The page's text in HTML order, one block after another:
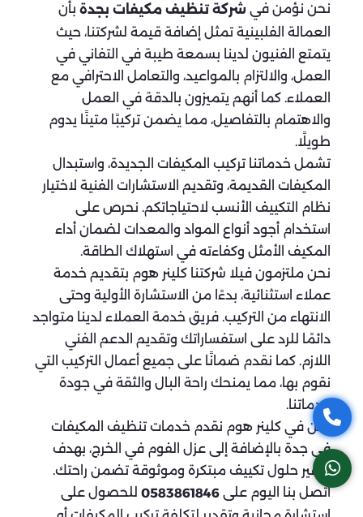
نحن نؤمن في شركة تنظيف مكيفات بجدة بأن
العمالة الفلبينية تمثل إضافة قيمة لشركتنا، حيث
يتمتع الفنيون لدينا بسمعة طيبة في التفاني في
العمل، والالتزام بالمواعيد، والتعامل الاحترافي مع
العملاء. كما أنهم يتميزون بالدقة في العمل
والاهتمام بالتفاصيل، مما يضمن تركيبًا متينًا يدوم
طويلًا.
تشمل خدماتنا تركيب المكيفات الجديدة، واستبدال
المكيفات القديمة، وتقديم الاستشارات الفنية لاختيار
نظام التكييف الأنسب لاحتياجاتكم. نحرص على
استخدام أجود أنواع المواد والمعدات لضمان أداء
المكيف الأمثل وكفاءته في استهلاك الطاقة.
نحن ملتزمون فيلا شركتنا كلينر هوم بتقديم خدمة
عملاء استثنائية، بدءًا من الاستشارة الأولية وحتى
الانتهاء من التركيب. فريق خدمة العملاء لدينا متواجد
دائمًا للرد على استفساراتك وتقديم الدعم الفني
اللازم. كما نقدم ضمانًا على جميع أعمال التركيب التي
نقوم بها، مما يمنحك راحة البال والثقة في جودة
خدماتنا.
نحن في كلينر هوم نقدم خدمات تنظيف المكيفات
في جدة بالإضافة إلى عزل الفوم في الخرج، بهدف
توفير حلول تكييف مبتكرة وموثوقة تضمن راحتك.
اتصل بنا اليوم على 0583861846 للحصول على